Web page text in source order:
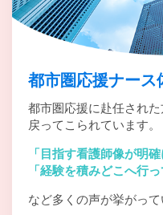
都市圏応援ナース
都市圏応援に赴任され
戻ってこられています。
「目指す看護師像が明確
「経験を積みどこへ行
など多くの声が挙がって